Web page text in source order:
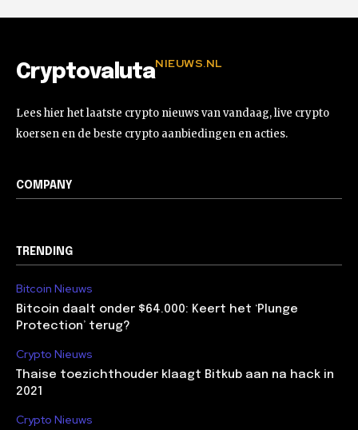
CryptovalutaNIEUWS.NL
Lees hier het laatste crypto nieuws van vandaag, live crypto
koersen en de beste crypto aanbiedingen en acties.
COMPANY
TRENDING
Bitcoin Nieuws
Bitcoin daalt onder $64.000: Keert het ‘Plunge
Protection’ terug?
Crypto Nieuws
Thaise toezichthouder klaagt Bitkub aan na hack in
2021
Crypto Nieuws